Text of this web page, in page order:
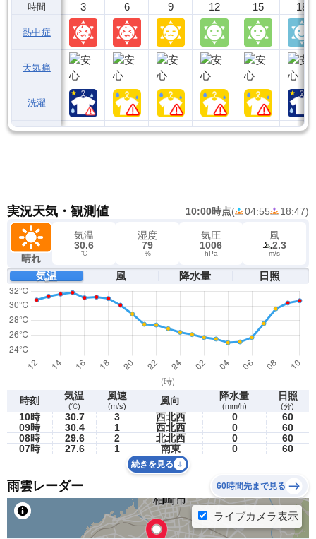
時間
熱中症
天気痛
洗濯
3 6 9 12 15 18
実況天気・観測値 10:00時点( 04:55 18:47)
晴れ
気温
30.6
℃
湿度
79
%
気圧
1006
hPa
風
2.3
m/s
気温 風 降水量 日照
時刻 気温
(℃)
風速
(m/s) 風向 降水量
(mm/h)
日照
(分)
10時 30.7 3 西北西 0
60
09時
30.4 1 西北西 0
60
08時
29.6 2 北北西 0
60
07時
27.6 1 南東 0 60
続きを見る
雨雲レーダー 60時間先まで見る